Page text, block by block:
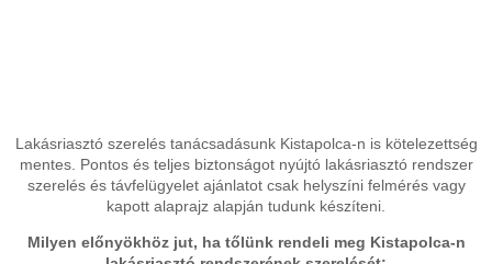
Lakásriasztó szerelés tanácsadásunk Kistapolca-n is kötelezettség
mentes. Pontos és teljes biztonságot nyújtó lakásriasztó rendszer
szerelés és távfelügyelet ajánlatot csak helyszíni felmérés vagy
kapott alaprajz alapján tudunk készíteni.
Milyen előnyökhöz jut, ha tőlünk rendeli meg Kistapolca-n